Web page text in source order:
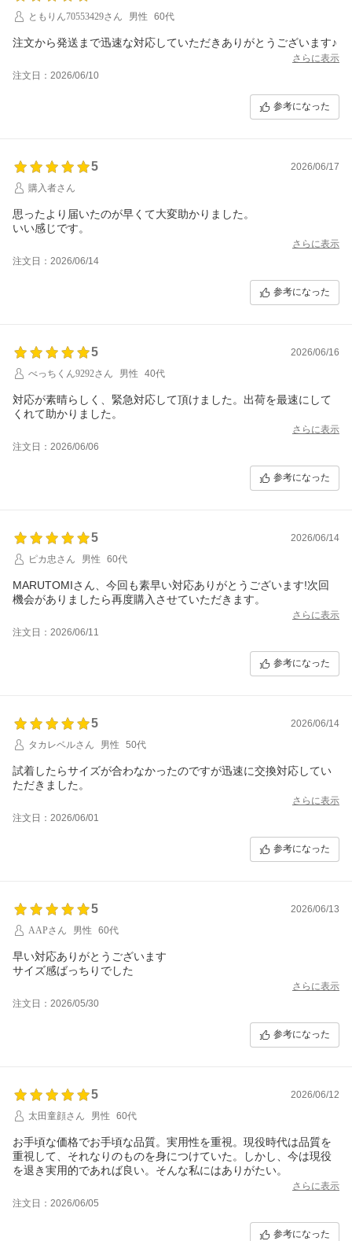
ともりん70553429さん
男性 60代
注文から発送まで迅速な対応していただきありがとうございます♪
さらに表示
注文日：2026/06/10
参考になった
5
2026/06/17
購入者さん
思ったより届いたのが早くて大変助かりました。
いい感じです。
さらに表示
注文日：2026/06/14
参考になった
5
2026/06/16
べっちくん9292さん
男性 40代
対応が素晴らしく、緊急対応して頂けました。出荷を最速にして
くれて助かりました。
さらに表示
注文日：2026/06/06
参考になった
5
2026/06/14
ピカ忠さん
男性 60代
MARUTOMIさん、今回も素早い対応ありがとうございます!次回
機会がありましたら再度購入させていただきます。
さらに表示
注文日：2026/06/11
参考になった
5
2026/06/14
タカレベルさん
男性 50代
試着したらサイズが合わなかったのですが迅速に交換対応してい
ただきました。
さらに表示
注文日：2026/06/01
参考になった
5
2026/06/13
AAPさん
男性 60代
早い対応ありがとうございます
サイズ感ばっちりでした
さらに表示
注文日：2026/05/30
参考になった
5
2026/06/12
太田童顔さん
男性 60代
お手頃な価格でお手頃な品質。実用性を重視。現役時代は品質を
重視して、それなりのものを身につけていた。しかし、今は現役
を退き実用的であれば良い。そんな私にはありがたい。
さらに表示
注文日：2026/06/05
参考になった